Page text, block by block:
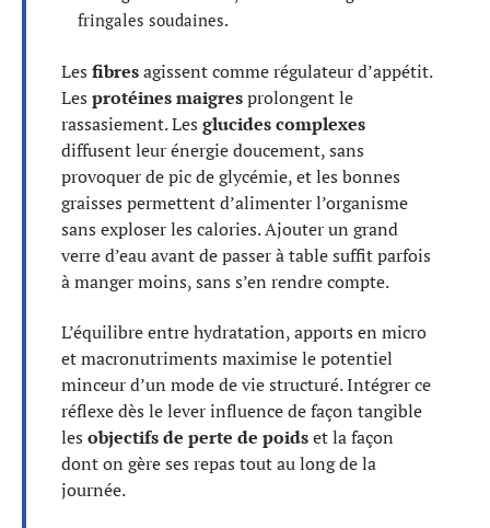
fringales soudaines.
Les fibresagissent comme régulateur d’appétit.
Les protéines maigresprolongent le
rassasiement. Les glucides complexes
diffusent leur énergie doucement, sans
provoquer de pic de glycémie, et les bonnes
graisses permettent d’alimenter l’organisme
sans exploser les calories. Ajouter un grand
verre d’eau avant de passer à table suffit parfois
à manger moins, sans s’en rendre compte.
L’équilibre entre hydratation, apports en micro
et macronutriments maximise le potentiel
minceur d’un mode de vie structuré. Intégrer ce
réflexe dès le lever influence de façon tangible
les objectifs de perte de poidset la façon
dont on gère ses repas tout au long de la
journée.